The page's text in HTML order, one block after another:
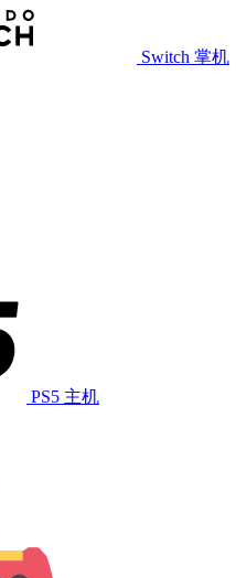
Switch 掌机
PS5 主机